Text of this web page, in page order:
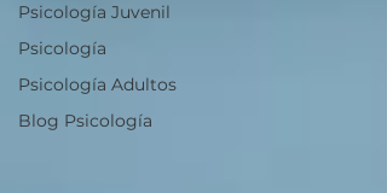
Psicología Juvenil
Psicología
Psicología Adultos
Blog Psicología